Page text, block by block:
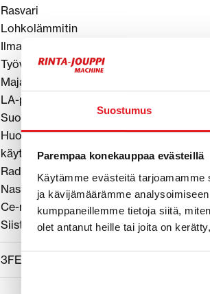
Suostumus
Parempaa konekauppaa evästeillä
Käytämme evästeitä
ja kävijämäärämme
kumppaneillemme tietoja siitä,
olet antanut heille tai joita on
Rasvari
Lohkolämmitin
Ilmastointi
Työvalot
Majakka
LA-puhelin
Suomi kone
Huoltokirja
käyttöohjekirja
Radio
Nasta renkaat
Ce-merkitty
Siisti ja huollettu wille seuraavalle
3FE2BB06